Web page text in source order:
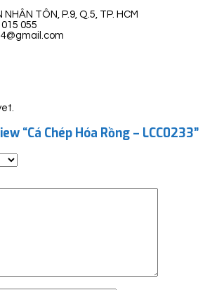
TÔN, P.9, Q.5, TP. HCM
055
“Cá Chép Hóa Rồng – LCC0233”